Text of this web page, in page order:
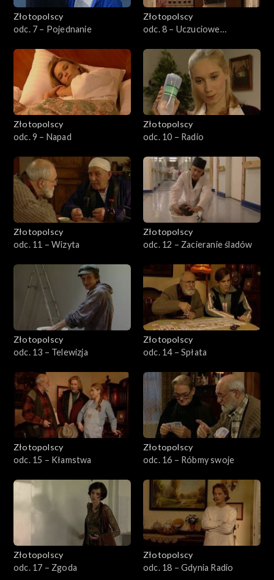
Złotopolscy
odc. 7 – Pojednanie
Złotopolscy
odc. 8 – Uczuciowe
Złotopolscy
odc. 9 – Napad
Złotopolscy
odc. 10 – Radio
Złotopolscy
odc. 11 – Wizyta
Złotopolscy
odc. 12 – Zacieranie śladów
Złotopolscy
odc. 13 – Telewizja
Złotopolscy
odc. 14 – Spłata
Złotopolscy
odc. 15 – Kłamstwa
Złotopolscy
odc. 16 – Róbmy swoje
Złotopolscy
odc. 17 – Zgoda
Złotopolscy
odc. 18 – Gdynia Radio